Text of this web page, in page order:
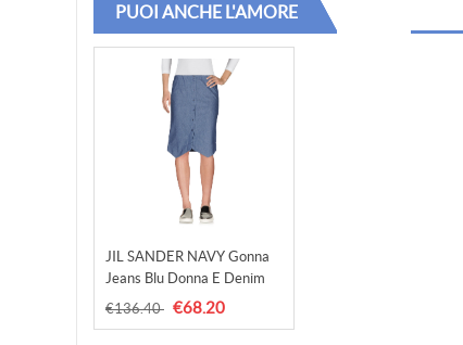
PUOI ANCHE L'AMORE
JIL SANDER NAVY Gonna
Jeans Blu Donna E Denim
€136.40 €68.20